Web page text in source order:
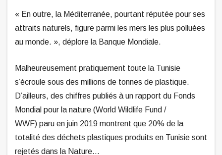
« En outre, la Méditerranée, pourtant réputée pour ses
attraits naturels, figure parmi les mers les plus polluées
au monde. », déplore la Banque Mondiale.
Malheureusement pratiquement toute la Tunisie
s’écroule sous des millions de tonnes de plastique.
D’ailleurs, des chiffres publiés à un rapport du Fonds
Mondial pour la nature (World Wildlife Fund /
WWF) paru en juin 2019 montrent que 20% de la
totalité des déchets plastiques produits en Tunisie sont
rejetés dans la Nature…